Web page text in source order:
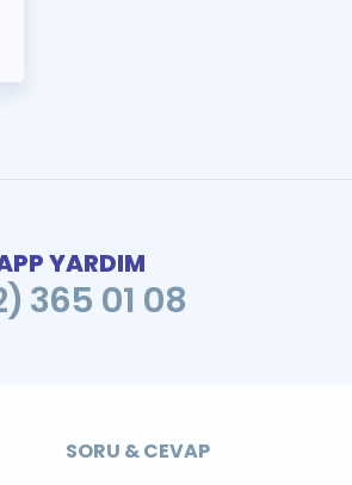
YARDIM
365 01 08
SORU & CEVAP